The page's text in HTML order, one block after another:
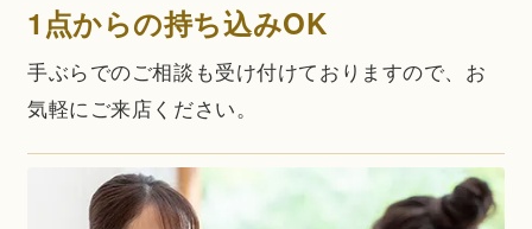
1点からの持ち込みOK
手ぶらでのご相談も受け付けておりますので、お
気軽にご来店ください。